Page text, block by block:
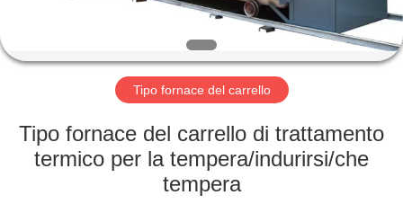
GIRO
FABBRICA
CONTROLLO
Tipo fornace del carrello
Tipo fornace del carrello di trattamento
termico per la tempera/indurirsi/che
tempera